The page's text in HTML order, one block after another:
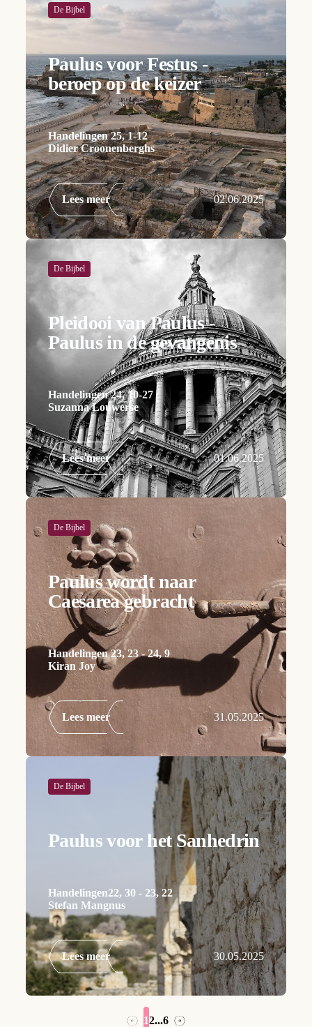
De Bijbel
Paulus voor Festus -
beroep op de keizer
Handelingen 25, 1-12
Didier Croonenberghs
Lees meer 02.06.2025
De Bijbel
Pleidooi van Paulus -
Paulus in de gevangenis
Handelingen 24, 10-27
Suzanna Louwerse
Lees meer 01.06.2025
De Bijbel
Paulus wordt naar
Caesarea gebracht
Handelingen 23, 23 - 24, 9
Kiran Joy
Lees meer 31.05.2025
De Bijbel
Paulus voor het Sanhedrin
Handelingen22, 30 - 23, 22
Stefan Mangnus
Lees meer 30.05.2025
← 12...6 →